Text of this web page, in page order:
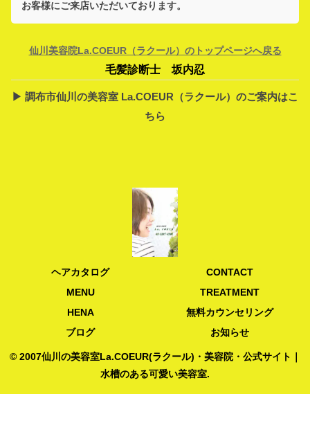
お客様にご来店いただいております。
仙川美容院La.COEUR（ラクール）のトップページへ戻る
毛髪診断士 坂内忍
▶︎ 調布市仙川の美容室 La.COEUR（ラクール）のご案内はこ
ちら
ヘアカタログ
CONTACT
MENU
TREATMENT
HENA
無料カウンセリング
ブログ
お知らせ
© 2007仙川の美容室La.COEUR(ラクール)・美容院・公式サイト｜
水槽のある可愛い美容室.